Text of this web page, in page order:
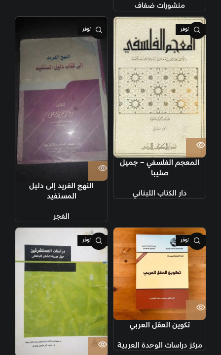
منشورات ضفاف
غير متوفر
المعجم الفلسفي – جميل
صليبا
دار الكتاب اللبناني
غير متوفر
النهج الفريد إلى دليل
المستفيد
الفجر
غير متوفر
تكوين العقل العربي
مركز دراسات الوحدة العربية
غير متوفر